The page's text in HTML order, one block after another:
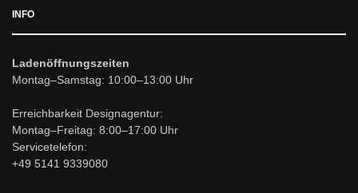
INFO
Ladenöffnungszeiten
Montag–Samstag: 10:00–13:00 Uhr
Erreichbarkeit Designagentur:
Montag–Freitag: 8:00–17:00 Uhr
Servicetelefon:
+49 5141 9339080